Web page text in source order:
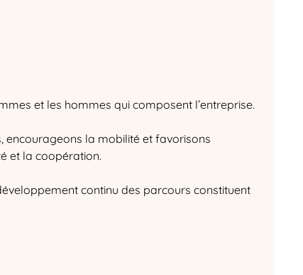
et les hommes qui composent l’entreprise.
encourageons la mobilité et favorisons
et la coopération.
continu des parcours constituent